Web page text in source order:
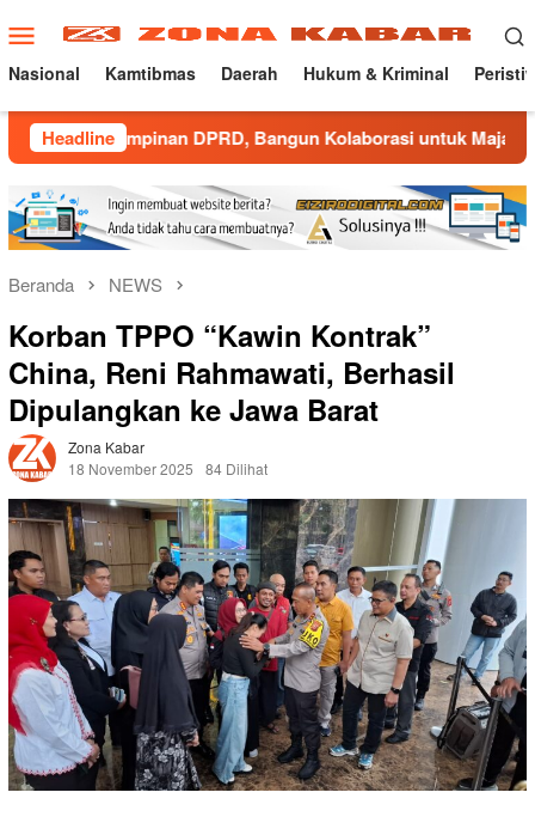
ke
konten
Menu
Mobile
Nasional Kamtibmas Daerah Hukum & Kriminal
Headline
DPRD, Bangun Kolaborasi untuk Majalengka Kondusif
Beranda NEWS
Korban TPPO “Kawin Kontrak”
China, Reni Rahmawati, Berhasil
Dipulangkan ke Jawa Barat
Zona Kabar
18 November 2025
84 Dilihat